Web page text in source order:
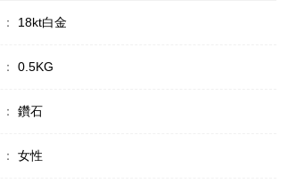
： 18kt白金
： 0.5KG
： 鑽石
： 女性